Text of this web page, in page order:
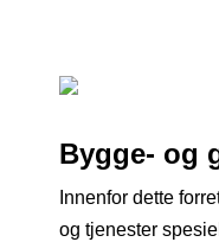
Bygge- og
Innenfor dette
og tjenester